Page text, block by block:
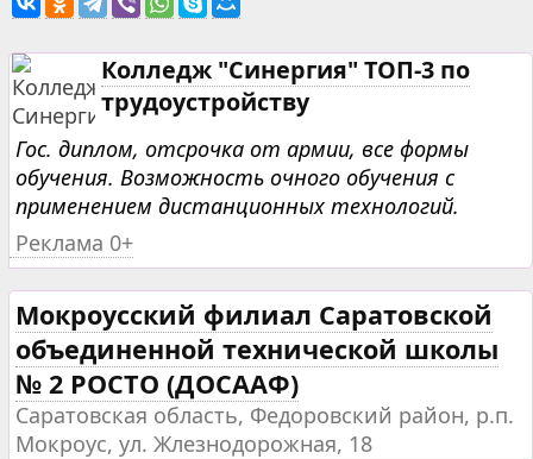
Колледж "Синергия" ТОП-3 по
трудоустройству
Гос. диплом, отсрочка от армии, все формы
обучения. Возможность очного обучения с
применением дистанционных технологий.
Реклама 0+
Мокроусский филиал Саратовской
объединенной технической школы
№ 2 РОСТО (ДОСААФ)
Саратовская область, Федоровский район, р.п.
Мокроус, ул. Жлезнодорожная, 18